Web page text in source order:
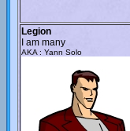
Legion
I am many
AKA : Yann Solo